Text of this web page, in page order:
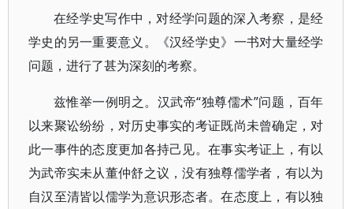
在经学史写作中，对经学问题的深入考察，是经
学史的另一重要意义。《汉经学史》一书对大量经学
问题，进行了甚为深刻的考察。
兹惟举一例明之。汉武帝“独尊儒术”问题，百年
以来聚讼纷纷，对历史事实的考证既尚未曾确定，对
此一事件的态度更加各持己见。在事实考证上，有以
为武帝实未从董仲舒之议，没有独尊儒学者，有以为
自汉至清皆以儒学为意识形态者。在态度上，有以独